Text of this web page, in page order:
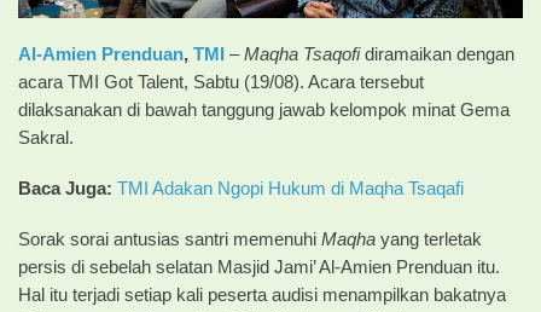
Al-Amien Prenduan, TMI –Maqha Tsaqofidiramaikan dengan
acara TMI Got Talent, Sabtu (19/08). Acara tersebut
dilaksanakan di bawah tanggung jawab kelompok minat Gema
Sakral.
Baca Juga: TMI Adakan Ngopi Hukum di Maqha Tsaqafi
Sorak sorai antusias santri memenuhi Maqha yang terletak
persis di sebelah selatan Masjid Jami’ Al-Amien Prenduan itu.
Hal itu terjadi setiap kali peserta audisi menampilkan bakatnya